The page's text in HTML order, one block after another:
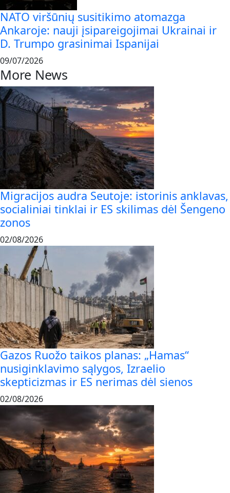
NATO viršūnių susitikimo atomazga
Ankaroje: nauji įsipareigojimai Ukrainai ir
D. Trumpo grasinimai Ispanijai
09/07/2026
More News
Migracijos audra Seutoje: istorinis anklavas,
socialiniai tinklai ir ES skilimas dėl Šengeno
zonos
02/08/2026
Gazos Ruožo taikos planas: „Hamas“
nusiginklavimo sąlygos, Izraelio
skepticizmas ir ES nerimas dėl sienos
02/08/2026